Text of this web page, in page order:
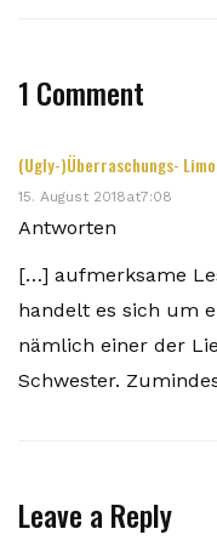
1 Comment
(Ugly-)Überraschungs-
15. August 2018at7:08
Antworten
[…] aufmerksame
handelt es sich um
nämlich einer der
Schwester.
Leave a Reply